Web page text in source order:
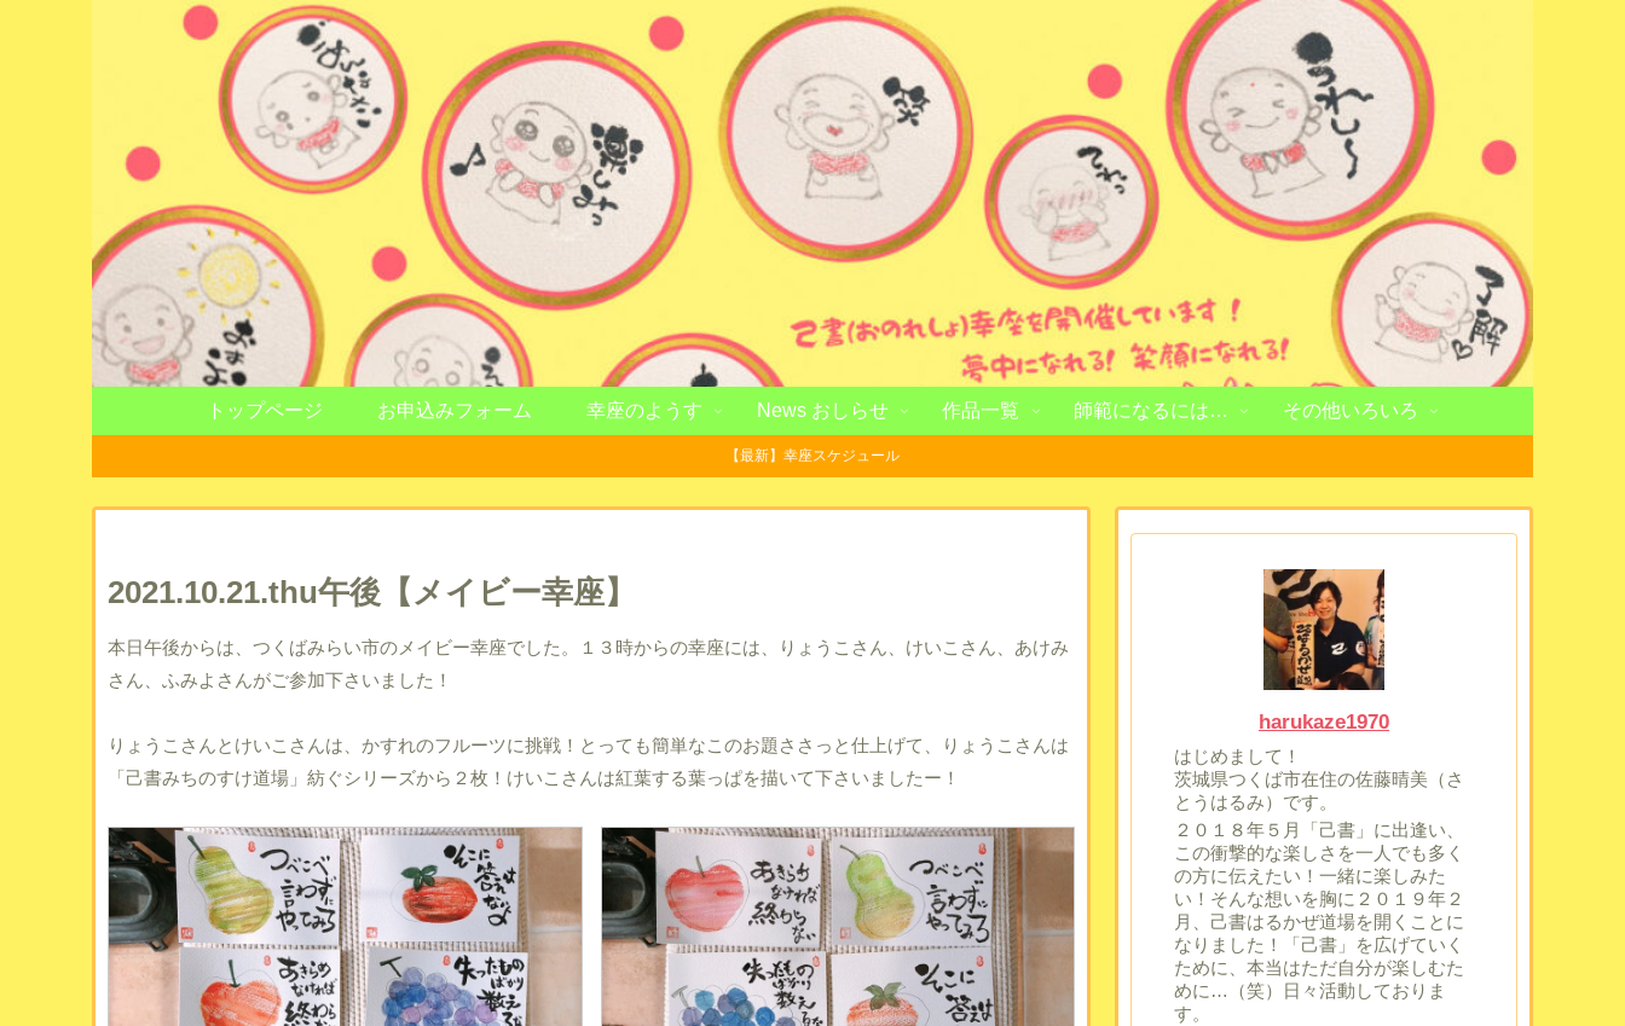
トップページ お申込みフォーム 幸座のようす News おしらせ 作品一覧 師範になるには… その他いろいろ
【最新】幸座スケジュール
2021.10.21.thu午後【メイビー幸座】
本日午後からは、つくばみらい市のメイビー幸座でした。１３時からの幸座には、りょうこさん、けいこさん、あけみ
さん、ふみよさんがご参加下さいました！
りょうこさんとけいこさんは、かすれのフルーツに挑戦！とっても簡単なこのお題ささっと仕上げて、りょうこさんは
「己書みちのすけ道場」紡ぐシリーズから２枚！けいこさんは紅葉する葉っぱを描いて下さいましたー！
harukaze1970
はじめまして！
茨城県つくば市在住の佐藤晴美（さ
とうはるみ）です。
２０１８年５月「己書」に出逢い、
この衝撃的な楽しさを一人でも多く
の方に伝えたい！一緒に楽しみた
い！そんな想いを胸に２０１９年２
月、己書はるかぜ道場を開くことに
なりました！「己書」を広げていく
ために、本当はただ自分が楽しむた
めに…（笑）日々活動しておりま
す。